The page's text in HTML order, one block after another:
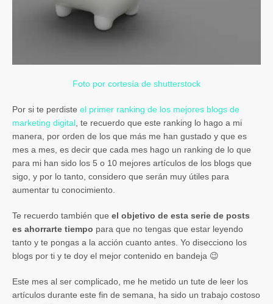
Foto por cortesía de shutterstock
Por si te perdiste el primer ranking de los mejores blogs de
marketing digital, te recuerdo que este ranking lo hago a mi
manera, por orden de los que más me han gustado y que es
mes a mes, es decir que cada mes hago un ranking de lo que
para mi han sido los 5 o 10 mejores artículos de los blogs que
sigo, y por lo tanto, considero que serán muy útiles para
aumentar tu conocimiento.
Te recuerdo también que el objetivo de esta serie de posts
es ahorrarte tiempo para que no tengas que estar leyendo
tanto y te pongas a la acción cuanto antes. Yo disecciono los
blogs por ti y te doy el mejor contenido en bandeja 😉
Este mes al ser complicado, me he metido un tute de leer los
artículos durante este fin de semana, ha sido un trabajo costoso